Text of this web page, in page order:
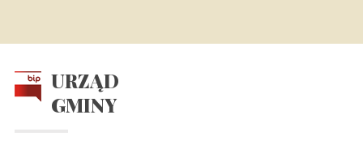
URZĄD
GMINY